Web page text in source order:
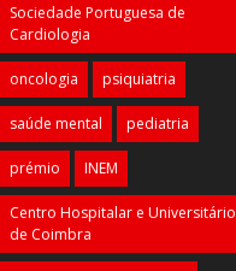
Sociedade Portuguesa de
Cardiologia
oncologia psiquiatria
saúde mental pediatria
prémio INEM
Centro Hospitalar e Universitário
de Coimbra